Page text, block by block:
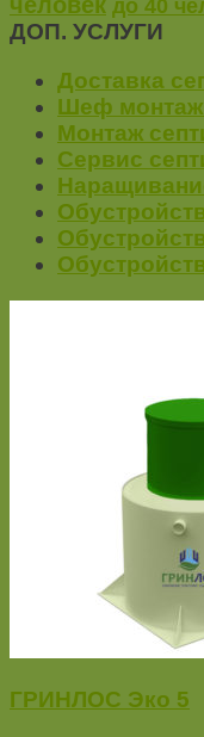
до 40
ДОП. УСЛУГИ
Доставка
Шеф монтаж
Монтаж
Сервис
ГРИНЛОС Эко 5